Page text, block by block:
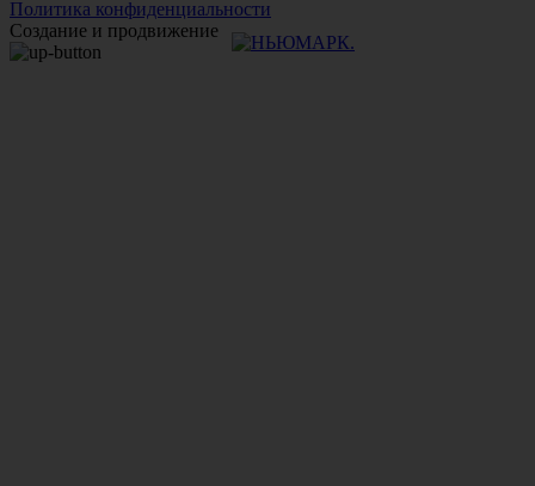
Политика конфиденциальности
Создание и продвижение